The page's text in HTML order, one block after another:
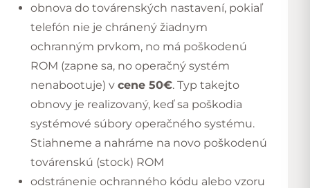
obnova do továrenských nastavení, pokiaľ
telefón nie je chránený žiadnym
ochranným prvkom, no má poškodenú
ROM (zapne sa, no operačný systém
nenabootuje) v cene 50€. Typ takejto
obnovy je realizovaný, keď sa poškodia
systémové súbory operačného systému.
Stiahneme a nahráme na novo poškodenú
továrenskú (stock) ROM
odstránenie ochranného kódu alebo vzoru